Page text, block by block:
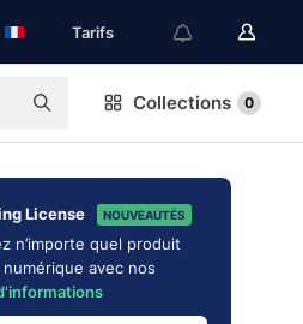
Tarifs
Collections 0
License NOUVEAUTÉS
n’importe quel produit
avec nos